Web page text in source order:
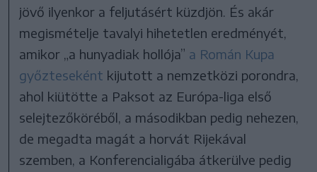
jövő ilyenkor a feljutásért küzdjön. És akár
megismételje tavalyi hihetetlen eredményét,
amikor „a hunyadiak hollója” a Román Kupa
győzteseként kijutott a nemzetközi porondra,
ahol kiütötte a Paksot az Európa-liga első
selejtezőköréből, a másodikban pedig nehezen,
de megadta magát a horvát Rijekával
szemben, a Konferencialigába átkerülve pedig